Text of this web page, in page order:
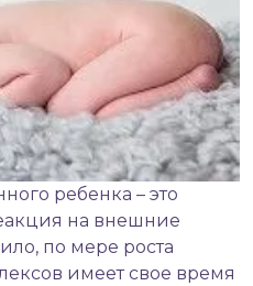
ребенка – это
на внешние
по мере роста
имеет свое время